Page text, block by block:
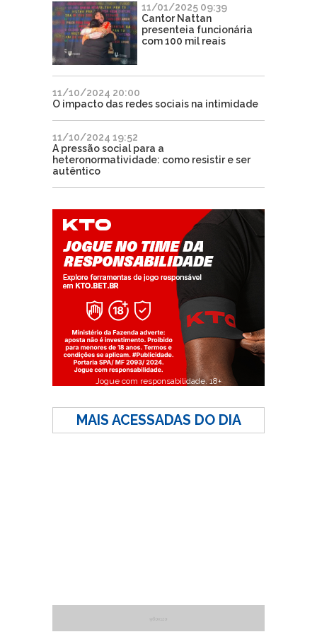
11/01/2025 09:39
Cantor Nattan
presenteia funcionária
com 100 mil reais
11/10/2024 20:00
O impacto das redes sociais na intimidade
11/10/2024 19:52
A pressão social para a
heteronormatividade: como resistir e ser
autêntico
Jogue com responsabilidade. 18+
MAIS ACESSADAS DO DIA